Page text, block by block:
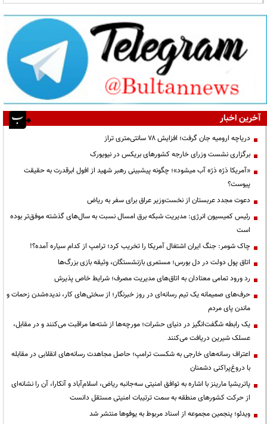
آخرین اخبار
دریاچه ارومیه جان گرفت؛ افزایش ۷۸ سانتی‌متری تراز
برگزاری نشست وزرای خارجه کشورهای بریکس در نیویورک
«آمریکا ذرّه ذرّه آب میشود»؛ چگونه پیشبینی رهبر شهید از افول ابرقدرت به حقیقت
پیوست؟
دعوت مجدد عربستان از نخست‌وزیر عراق برای سفر به ریاض
رئیس کمیسیون انرژی: مدیریت شبکه برق امسال نسبت به سال‌های گذشته موفق‌تر بوده
است
چاک شومر: جنگ ایران اشتغال آمریکا را تخریب کرد؛ ترامپ از کدام سیاره آمده؟!
اتاق پول دولت در دل بورس؛ مستمری بازنشستگان، وثیقه بازی بزرگ‌ها
رد ورود تمامی معتادان به اتاق‌های مدیریت مصرف؛ شرایط خاص پذیرش
حرف‌های صمیمانه یک تیم رسانه‌ای در روز خبرنگار؛ از سختی‌های کار، ندیده‌شدن زحمات و
ماندن پای مردم
یک رابطه شگفت‌انگیز در دنیای حشرات؛ مورچه‌ها از شته‌ها مراقبت می‌کنند و در مقابل،
عسلک شیرین دریافت می‌کنند
اعتراف رسانه‌های خارجی به شکست ترامپ؛ حاصل مجاهدت رسانه‌های انقلابی در مقابله
با دروغ‌پراکنی دشمنان
پاتریشیا مارینز با اشاره به توافق امنیتی سه‌جانبه ریاض، اسلام‌آباد و آنکارا، آن را نشانه‌ای
از حرکت کشورهای منطقه به سمت ترتیبات امنیتی مستقل دانست
ویدئو؛ پنجمین مجموعه از اسناد مربوط به یوفوها منتشر شد